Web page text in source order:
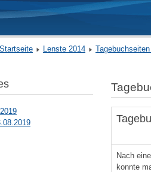
Startseite Lenste 2014
Nach
konnte